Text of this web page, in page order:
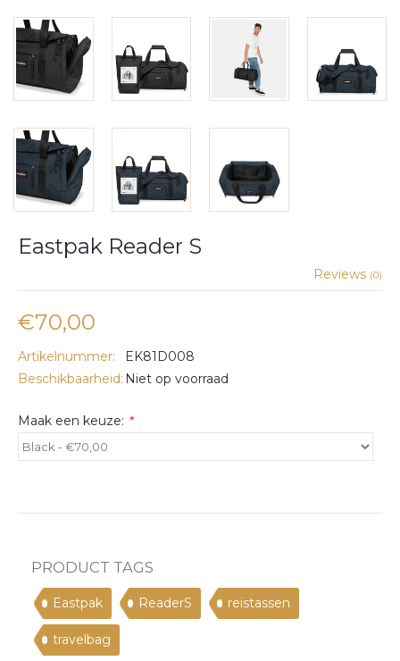
Eastpak Reader S
Reviews (0)
€70,00
Artikelnummer:
EK81D008
Beschikbaarheid: Niet op voorraad
Maak een keuze: *
PRODUCT TAGS
Eastpak ReaderS reistassen
travelbag